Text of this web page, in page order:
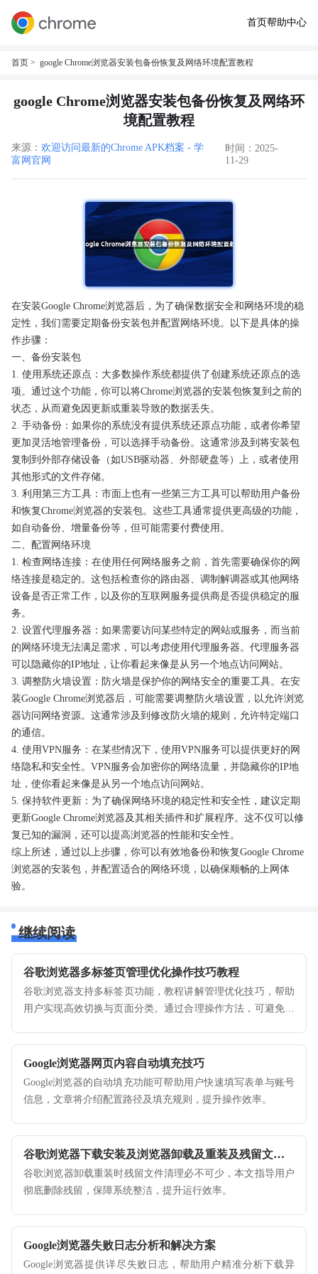
首页帮助中心
首页 > google Chrome浏览器安装包备份恢复及网络环境配置教程
google Chrome浏览器安装包备份恢复及网络环
境配置教程
来源： 欢迎访问最新的Chrome APK档案 - 学
富网官网
时间：2025-
11-29
在安装Google Chrome浏览器后，为了确保数据安全和网络环境的稳
定性，我们需要定期备份安装包并配置网络环境。以下是具体的操
作步骤：
一、备份安装包
1. 使用系统还原点：大多数操作系统都提供了创建系统还原点的选
项。通过这个功能，你可以将Chrome浏览器的安装包恢复到之前的
状态，从而避免因更新或重装导致的数据丢失。
2. 手动备份：如果你的系统没有提供系统还原点功能，或者你希望
更加灵活地管理备份，可以选择手动备份。这通常涉及到将安装包
复制到外部存储设备（如USB驱动器、外部硬盘等）上，或者使用
其他形式的文件存储。
3. 利用第三方工具：市面上也有一些第三方工具可以帮助用户备份
和恢复Chrome浏览器的安装包。这些工具通常提供更高级的功能，
如自动备份、增量备份等，但可能需要付费使用。
二、配置网络环境
1. 检查网络连接：在使用任何网络服务之前，首先需要确保你的网
络连接是稳定的。这包括检查你的路由器、调制解调器或其他网络
设备是否正常工作，以及你的互联网服务提供商是否提供稳定的服
务。
2. 设置代理服务器：如果需要访问某些特定的网站或服务，而当前
的网络环境无法满足需求，可以考虑使用代理服务器。代理服务器
可以隐藏你的IP地址，让你看起来像是从另一个地点访问网站。
3. 调整防火墙设置：防火墙是保护你的网络安全的重要工具。在安
装Google Chrome浏览器后，可能需要调整防火墙设置，以允许浏览
器访问网络资源。这通常涉及到修改防火墙的规则，允许特定端口
的通信。
4. 使用VPN服务：在某些情况下，使用VPN服务可以提供更好的网
络隐私和安全性。VPN服务会加密你的网络流量，并隐藏你的IP地
址，使你看起来像是从另一个地点访问网站。
5. 保持软件更新：为了确保网络环境的稳定性和安全性，建议定期
更新Google Chrome浏览器及其相关插件和扩展程序。这不仅可以修
复已知的漏洞，还可以提高浏览器的性能和安全性。
综上所述，通过以上步骤，你可以有效地备份和恢复Google Chrome
浏览器的安装包，并配置适合的网络环境，以确保顺畅的上网体
验。
继续阅读
谷歌浏览器多标签页管理优化操作技巧教程
谷歌浏览器支持多标签页功能，教程讲解管理优化技巧，帮助
用户实现高效切换与页面分类。通过合理操作方法，可避免页
Google浏览器网页内容自动填充技巧
Google浏览器的自动填充功能可帮助用户快速填写表单与账号
信息，文章将介绍配置路径及填充规则，提升操作效率。
谷歌浏览器下载安装及浏览器卸载及重装及残留文件清理教程
谷歌浏览器卸载重装时残留文件清理必不可少，本文指导用户
彻底删除残留，保障系统整洁，提升运行效率。
Google浏览器失败日志分析和解决方案
Google浏览器提供详尽失败日志，帮助用户精准分析下载异